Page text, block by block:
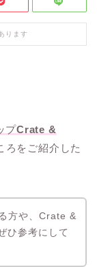
ります
プCrate &
ろをご紹介した
方や、Crate &
ひ参考にして